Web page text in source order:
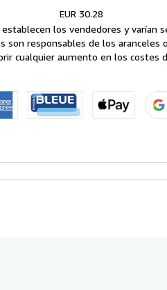
EUR 30.28
los vendedores y varían
son responsables de los
cualquier aumento en los costes